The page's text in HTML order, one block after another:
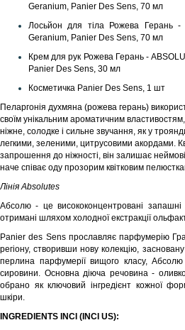
Geranium, Panier Des Sens, 70 мл
Лосьйон для тіла Рожева Герань
Geranium, Panier Des Sens, 70 мл
Крем для рук Рожева Герань -
Panier Des Sens, 30 мл
Косметичка Panier Des Sens, 1 шт
Пеларгонія духмяна (рожева герань)
своїм унікальним ароматичним
ніжне, солодке і сильне звучання, як у
легкими, зеленими, цитрусовими акордами.
запрошення до ніжності, він залишає
наче співає оду прозорим квітковим
Лінія Absolutes
Абсолю - це висококонцентровані запашні
отримані шляхом холодної екстракції
Panier des Sens прославляє парфумерію
регіону, створивши нову колекцію,
перлина парфумерії вищого класу,
сировини. Основна діюча речовина -
обрано як ключовий інгредієнт кожної
шкіри.
INGREDIENTS INCI (INCI US):